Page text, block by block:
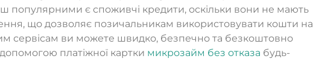
популярними є споживчі кредити, оскільки вони не мають
що дозволяє позичальникам використовувати кошти на
сервісам ви можете швидко, безпечно та безкоштовно
платіжної картки микрозайм без отказа будь-